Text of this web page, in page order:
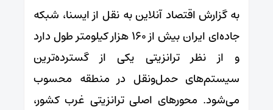
به گزارش اقتصاد آنلاین به نقل از ایسنا، شبکه
جاده‌ای ایران بیش از ۱۶۰ هزار کیلومتر طول دارد
و از نظر ترانزیتی یکی از گسترده‌ترین
سیستم‌های حمل‌ونقل در منطقه محسوب
می‌شود. محورهای اصلی ترانزیتی غرب کشور،